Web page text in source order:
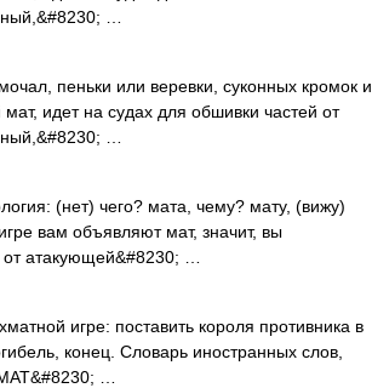
…
пеньки или веревки, суконных кромок и
идет на судах для обшивки частей от
…
(нет) чего? мата, чему? мату, (вижу)
вам объявляют мат, значит, вы
атакующей&#8230; …
игре: поставить короля противника в
конец. Словарь иностранных слов,
…